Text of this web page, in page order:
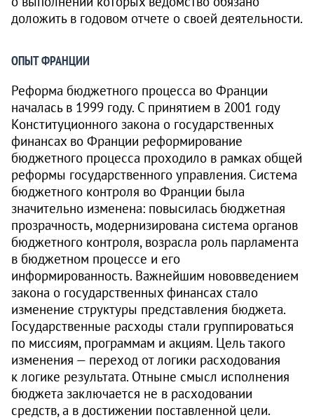
доложить в годовом отчете о своей деятельности.
ОПЫТ ФРАНЦИИ
Реформа бюджетного процесса во Франции
началась в 1999 году. С принятием в 2001 году
Конституционного закона о государственных
финансах во Франции реформирование
бюджетного процесса проходило в рамках общей
реформы государственного управления. Система
бюджетного контроля во Франции была
значительно изменена: повысилась бюджетная
прозрачность, модернизирована система органов
бюджетного контроля, возрасла роль парламента
в бюджетном процессе и его
информированность. Важнейшим нововведением
закона о государственных финансах стало
изменение структуры представления бюджета.
Государственные расходы стали группироваться
по миссиям, программам и акциям. Цель такого
изменения — переход от логики расходования
к логике результата. Отныне смысл исполнения
бюджета заключается не в расходовании
средств, а в достижении поставленной цели.